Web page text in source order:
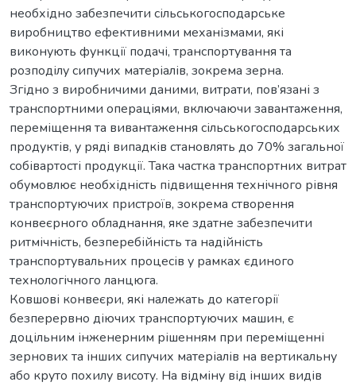
необхідно забезпечити сільськогосподарське
виробництво ефективними механізмами, які
виконують функції подачі, транспортування та
розподілу сипучих матеріалів, зокрема зерна.
Згідно з виробничими даними, витрати, пов’язані з
транспортними операціями, включаючи завантаження,
переміщення та вивантаження сільськогосподарських
продуктів, у ряді випадків становлять до 70% загальної
собівартості продукції. Така частка транспортних витрат
обумовлює необхідність підвищення технічного рівня
транспортуючих пристроїв, зокрема створення
конвеєрного обладнання, яке здатне забезпечити
ритмічність, безперебійність та надійність
транспортувальних процесів у рамках єдиного
технологічного ланцюга.
Ковшові конвеєри, які належать до категорії
безперервно діючих транспортуючих машин, є
доцільним інженерним рішенням при переміщенні
зернових та інших сипучих матеріалів на вертикальну
або круто похилу висоту. На відміну від інших видів